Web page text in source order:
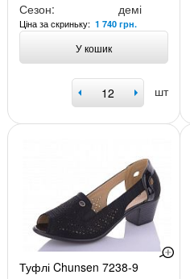
Сезон:
демі
Ціна за скриньку: 1 740 грн.
У кошик
шт
Туфлі Chunsen 7238-9